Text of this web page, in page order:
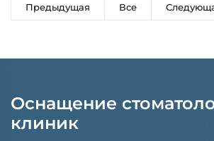
Предыдущая Все
Оснащение
клиник